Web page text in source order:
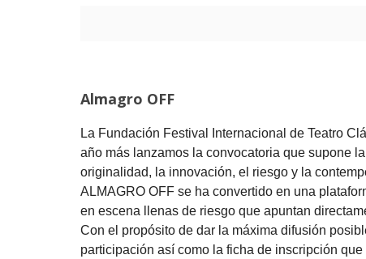
Almagro OFF
La Fundación Festival Internacional de Teatro
año más lanzamos la convocatoria que supone
originalidad, la innovación, el riesgo y la
ALMAGRO OFF se ha convertido en una
en escena llenas de riesgo que apuntan
Con el propósito de dar la máxima difusión
participación así como la ficha de inscripción